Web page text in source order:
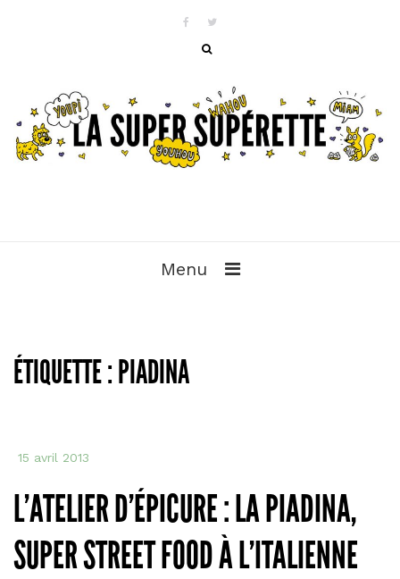
Menu
ÉTIQUETTE : PIADINA
15 avril 2013
L’ATELIER D’ÉPICURE : LA PIADINA,
SUPER STREET FOOD À L’ITALIENNE